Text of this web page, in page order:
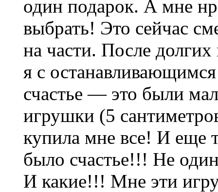
один подарок. А мне
выбрать! Это сейчас
на части. После
я с
счастье — это были
игрушки (5
купила мне все! И еще
было счастье!!! Не
И какие!!! Мне эти